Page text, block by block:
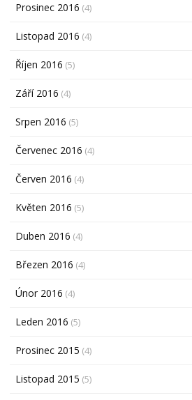
Prosinec 2016 (4)
Listopad 2016 (4)
Říjen 2016 (5)
Září 2016 (4)
Srpen 2016 (5)
Červenec 2016 (4)
Červen 2016 (4)
Květen 2016 (5)
Duben 2016 (4)
Březen 2016 (4)
Únor 2016 (4)
Leden 2016 (5)
Prosinec 2015 (4)
Listopad 2015 (5)